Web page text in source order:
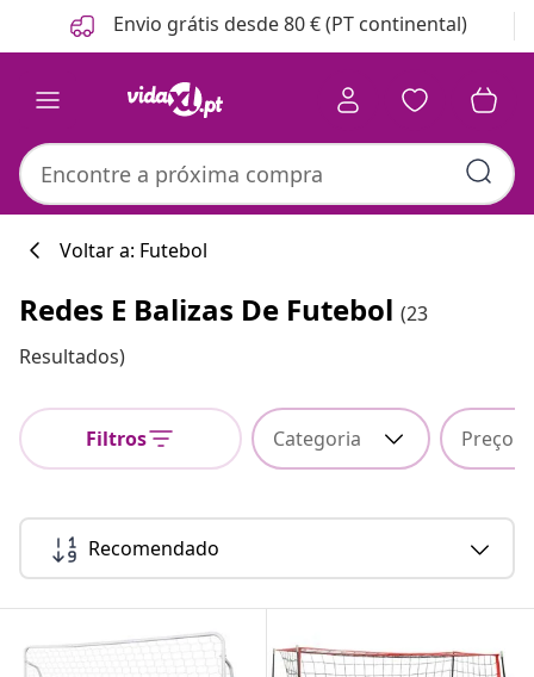
Anterior
Seguinte Envio grátis desde 80 € (PT continental)
Voltar a: Futebol
Redes E Balizas De Futebol (23
Resultados)
Filtros Categoria Preço
Recomendado